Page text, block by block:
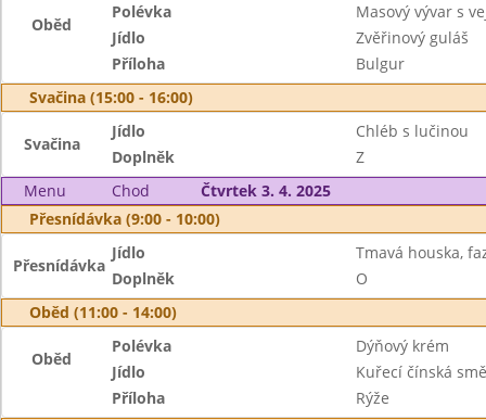
Oběd
Polévka
Masový vývar s
Jídlo
Zvěřinový guláš
Příloha
Bulgur
Svačina (15:00 - 16:00)
Svačina
Jídlo
Chléb s lučinou
Doplněk
Z
Menu
Chod
Čtvrtek 3. 4. 2025
Přesnídávka (9:00 - 10:00)
Přesnídávka
Jídlo
Tmavá houska,
Doplněk
O
Oběd (11:00 - 14:00)
Oběd
Polévka
Dýňový krém
Jídlo
Kuřecí čínská
Příloha
Rýže